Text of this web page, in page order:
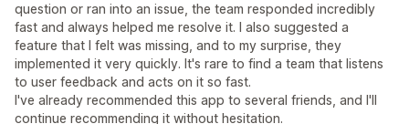
question or ran into an issue, the team responded incredibly
fast and always helped me resolve it. I also suggested a
feature that I felt was missing, and to my surprise, they
implemented it very quickly. It's rare to find a team that listens
to user feedback and acts on it so fast.
I've already recommended this app to several friends, and I'll
continue recommending it without hesitation.